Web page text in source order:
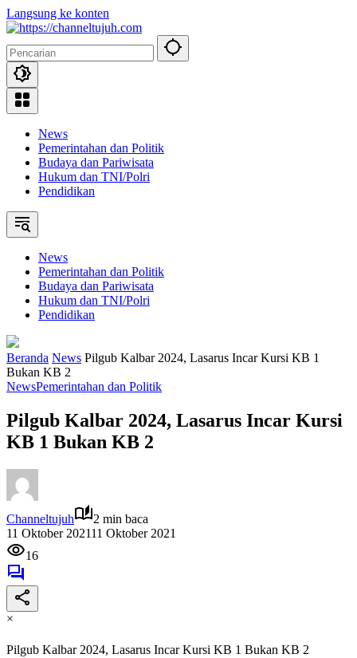
Langsung ke konten
News
Pemerintahan dan Politik
Budaya dan Pariwisata
Hukum dan TNI/Polri
Pendidikan
News
Pemerintahan dan Politik
Budaya dan Pariwisata
Hukum dan TNI/Polri
Pendidikan
Beranda News Pilgub Kalbar 2024, Lasarus Incar Kursi KB 1
Bukan KB 2
NewsPemerintahan dan Politik
Pilgub Kalbar 2024, Lasarus Incar Kursi
KB 1 Bukan KB 2
Channeltujuh
2 min baca
11 Oktober 202111 Oktober 2021
16
×
Pilgub Kalbar 2024, Lasarus Incar Kursi KB 1 Bukan KB 2